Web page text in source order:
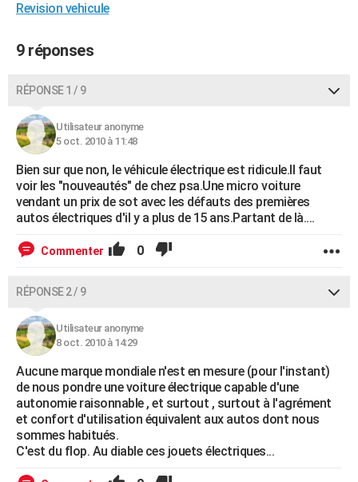
GUIDES D'ACHAT
BONS PLANS
Dictionnaire
Biographies
Citations
Expressions
Proverbes
PROGRAMME TV
COPAINS D'AVANT
S'inscrire
Se connecter
Lycées
Collèges
Primaires
Universités
Entreprises
Service militaire
Avis de recherche
AVIS DE DÉCÈS
FORUM
Revision vehicule
9 réponses
RÉPONSE 1 / 9
Utilisateur anonyme
5 oct. 2010 à 11:48
Bien sur que non, le véhicule électrique est ridicule.Il faut
voir les "nouveautés" de chez psa.Une micro voiture
vendant un prix de sot avec les défauts des premières
autos électriques d'il y a plus de 15 ans.Partant de là....
Commenter 0
RÉPONSE 2 / 9
Utilisateur anonyme
8 oct. 2010 à 14:29
Aucune marque mondiale n'est en mesure (pour l'instant)
de nous pondre une voiture électrique capable d'une
autonomie raisonnable , et surtout , surtout à l'agrément
et confort d'utilisation équivalent aux autos dont nous
sommes habitués.
C'est du flop. Au diable ces jouets électriques...